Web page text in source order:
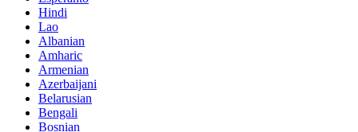
Hindi
Lao
Albanian
Amharic
Armenian
Azerbaijani
Belarusian
Bengali
Bosnian